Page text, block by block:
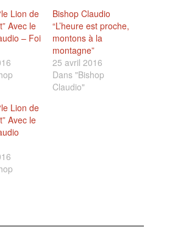
Lion de
Avec le
– Foi
Bishop Claudio
“L’heure est proche,
montons à la
montagne”
25 avril 2016
Dans "Bishop
Claudio"
Lion de
Avec le